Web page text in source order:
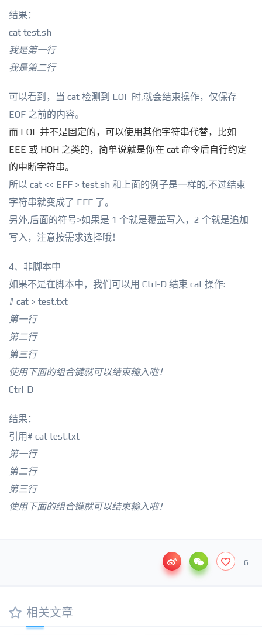
结果：
cat test.sh
我是第一行
我是第二行
可以看到，当 cat 检测到 EOF 时,就会结束操作，仅保存
EOF 之前的内容。
而 EOF 并不是固定的，可以使用其他字符串代替，比如
EEE 或 HOH 之类的，简单说就是你在 cat 命令后自行约定
的中断字符串。
所以 cat << EFF > test.sh 和上面的例子是一样的,不过结束
字符串就变成了 EFF 了。
另外,后面的符号>如果是 1 个就是覆盖写入，2 个就是追加
写入，注意按需求选择哦！
4、非脚本中
如果不是在脚本中，我们可以用 Ctrl-D 结束 cat 操作:
# cat > test.txt
第一行
第二行
第三行
使用下面的组合键就可以结束输入啦！
Ctrl-D
结果：
引用# cat test.txt
第一行
第二行
第三行
使用下面的组合键就可以结束输入啦！
6
相关文章